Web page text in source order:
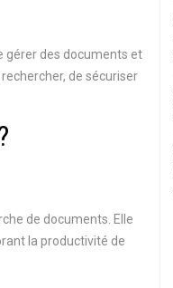
gérer des documents et
de sécuriser
de documents. Elle
la productivité de